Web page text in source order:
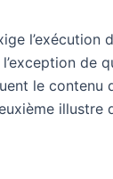
le